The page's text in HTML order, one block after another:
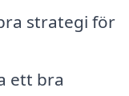
strategi för
ett bra